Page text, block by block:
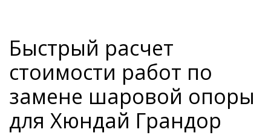
Быстрый расчет
стоимости работ по
замене шаровой опоры
для Хюндай Грандор